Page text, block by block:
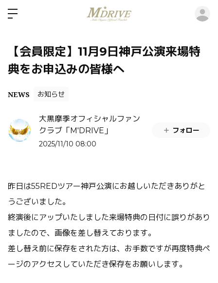
【会員限定】11月9日神戸公演来場特
典をお申込みの皆様へ
NEWS お知らせ
大黒摩季オフィシャルファン
クラブ「M'DRIVE」
2025/11/10 08:00
フォロー
昨日は55REDツアー神戸公演にお越しいただきありがと
うございました。
終演後にアップいたしました来場特典の日付に誤りがあり
ましたので、画像を差し替えております。
差し替え前に保存をされた方は、お手数ですが再度特典ペ
ージのアクセスしていただき保存をお願いします。